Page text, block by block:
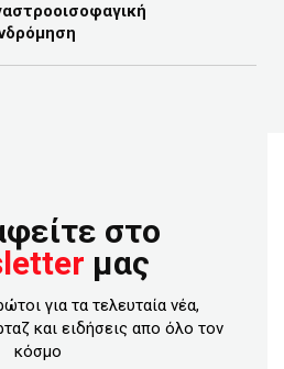
στο
μας
για τα τελευταία νέα,
και ειδήσεις απο όλο τον
κόσμο